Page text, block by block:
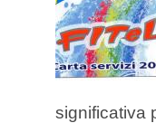
significativa